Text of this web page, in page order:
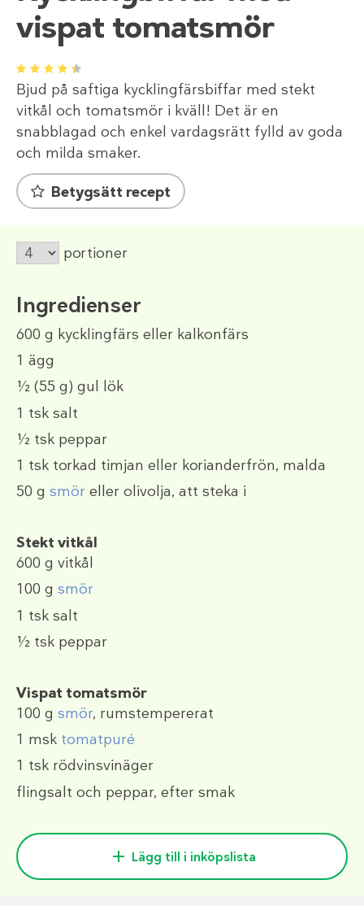
vispat tomatsmör
1 2 3 4 5
Bjud på saftiga kycklingfärsbiffar med stekt
vitkål och tomatsmör i kväll! Det är en
snabblagad och enkel vardagsrätt fylld av goda
och milda smaker.
Betygsätt recept
portioner
Ingredienser
600 g kycklingfärs eller kalkonfärs
1 ägg
½ (55 g) gul lök
1 tsk salt
½ tsk peppar
1 tsk torkad timjan eller korianderfrön, malda
50 g smör eller olivolja, att steka i
Stekt vitkål
600 g vitkål
100 g smör
1 tsk salt
½ tsk peppar
Vispat tomatsmör
100 g smör, rumstempererat
1 msk tomatpuré
1 tsk rödvinsvinäger
flingsalt och peppar, efter smak
Lägg till i inköpslista